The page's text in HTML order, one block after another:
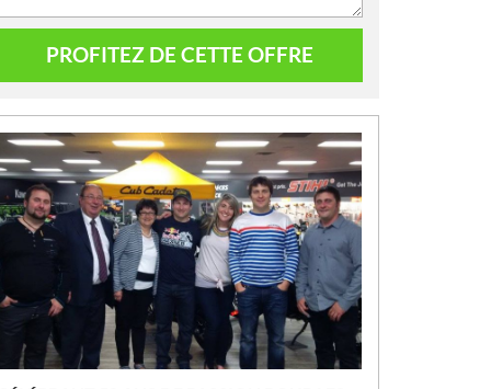
PROFITEZ DE CETTE OFFRE
N
U
L